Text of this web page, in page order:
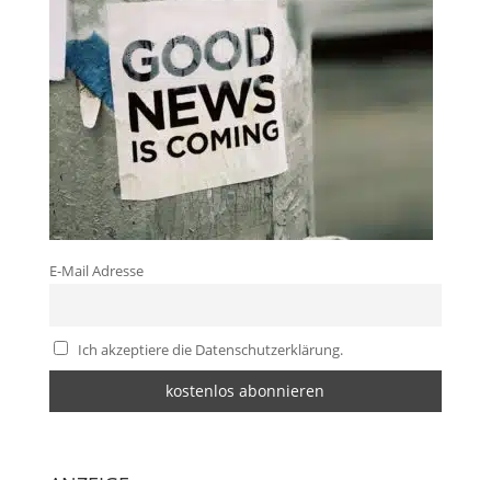
E-Mail Adresse
Ich akzeptiere die Datenschutzerklärung.